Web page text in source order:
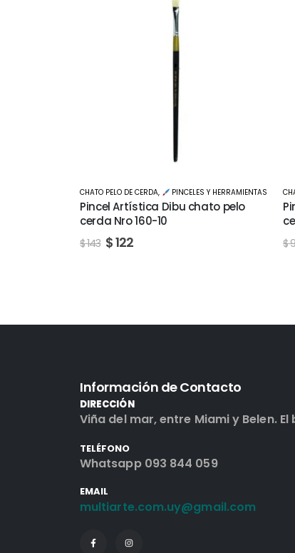
CHATO PELO DE CERDA, PINCELES Y HERRAMIENTAS
Pincel Artística Dibu chato pelo
cerda Nro 160-6
$91 $77 $
Información de Contacto
DIRECCIÓN
Viña del mar, entre Miami y Belen.
TELÉFONO
Whatsapp 093 844 059
EMAIL
multiarte.com.uy@gmail.com